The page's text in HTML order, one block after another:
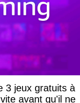
3 jeux gratuits à
avant qu'il ne